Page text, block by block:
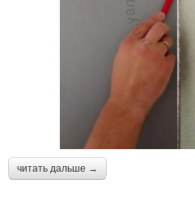
читать дальше →